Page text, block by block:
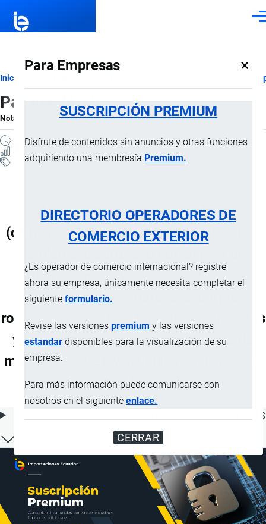
Para Empresas ×
SUSCRIPCIÓN PREMIUM
Disfrute de contenidos sin anuncios y otras funciones
adquiriendo una membresía Premium.
DIRECTORIO OPERADORES DE
COMERCIO EXTERIOR
¿Es operador de comercio internacional? registre
ahora su empresa, únicamente necesita completar el
siguienteformulario.
Revise las versionespremium y las versiones
estandar disponibles para la visualización de su
empresa.
Para más información puede comunicarse con
nosotros en el siguienteenlace.
CERRAR
Ruta
de
navegación
Inicio
Partida 74.15
Nota ExplicativaporImportaciones …, 21 Julio, 2024
1 MINUTO
Notas Explicativas
74.15 Puntas, clavos, chinchetas
(chinches), grapas apuntadas y artículos
hierro o acero y cabeza de cobre;
tornillos, pernos, tuercas, escarpias
roscadas, remaches, pasadores, chavetas
y arandelas (incluidas las arandelas de
muelle (resorte)) y artículos similares, de
cobre
ÍNDICE DE CONTENIDOS